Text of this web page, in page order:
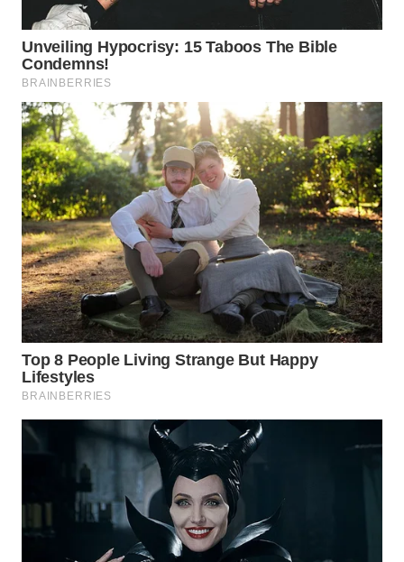
MALUT
WN
DAIRI
WN
DANAU
TOBA
WN
NIAS
WN
LANGKAT
WN
TAPANULI
SELATAN
TANJUNG
LESUNG
KARO